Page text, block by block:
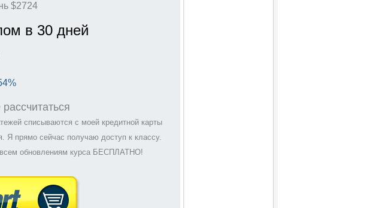
$2724
в 30 дней
списываются с моей кредитной карты
Я прямо сейчас получаю доступ к классу.
обновлениям курса БЕСПЛАТНО!